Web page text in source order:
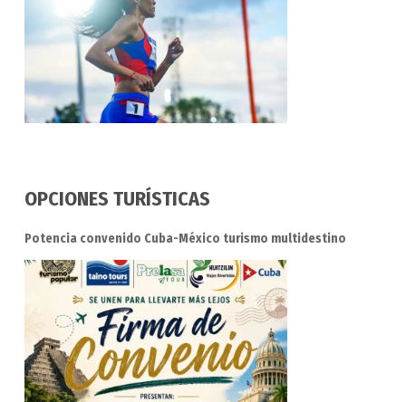
OPCIONES TURÍSTICAS
Potencia convenido Cuba-México turismo multidestino